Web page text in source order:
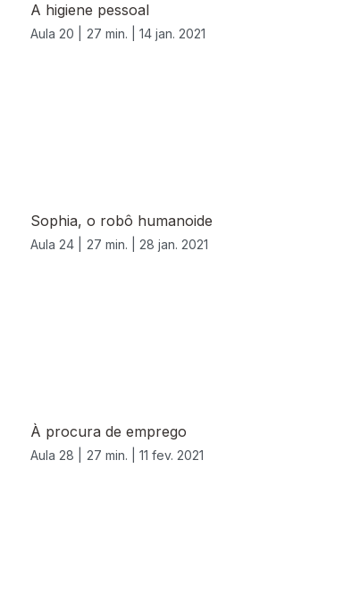
A higiene pessoal
Aula 20 | 27 min. | 14 jan. 2021
Sophia, o robô humanoide
Aula 24 | 27 min. | 28 jan. 2021
À procura de emprego
Aula 28 | 27 min. | 11 fev. 2021